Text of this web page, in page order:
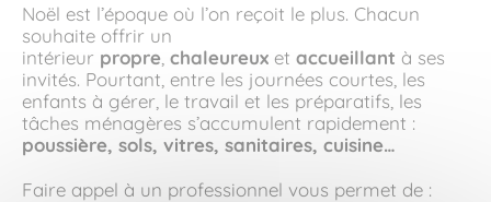
Noël est l’époque où l’on reçoit le plus. Chacun
souhaite offrir un
intérieur propre chaleureux et accueillant à ses
invités. Pourtant, entre les journées courtes, les
enfants à gérer, le travail et les préparatifs, les
tâches ménagères s’accumulent rapidement :
poussière, sols, vitres, sanitaires, cuisine…
Faire appel à un professionnel vous permet de :